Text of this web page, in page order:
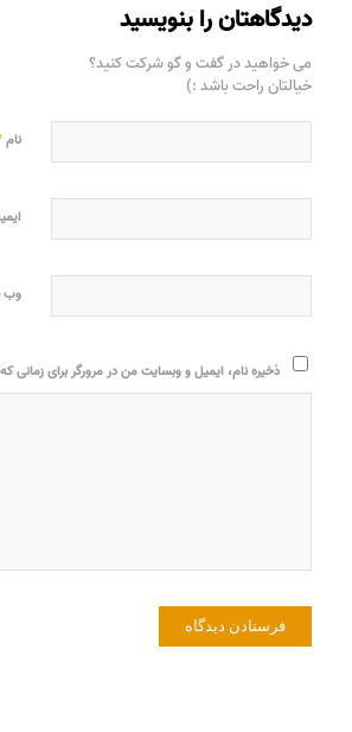
دیدگاهتان را بنویسید
می خواهید در گفت و گو شرکت کنید؟
خیالتان راحت باشد :)
نام
وب‌
ذخیره نام، ایمیل و وبسایت من در مرورگر برای زمانی